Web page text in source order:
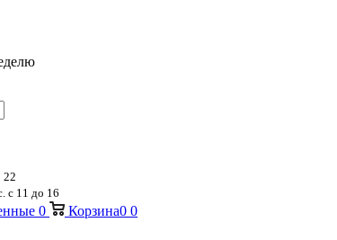
22
с 11 до 16
0 Корзина0 0